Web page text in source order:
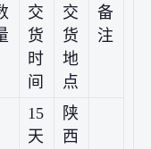
交
货
时
间
交
货
地
点
备
注
15
天
陕
西